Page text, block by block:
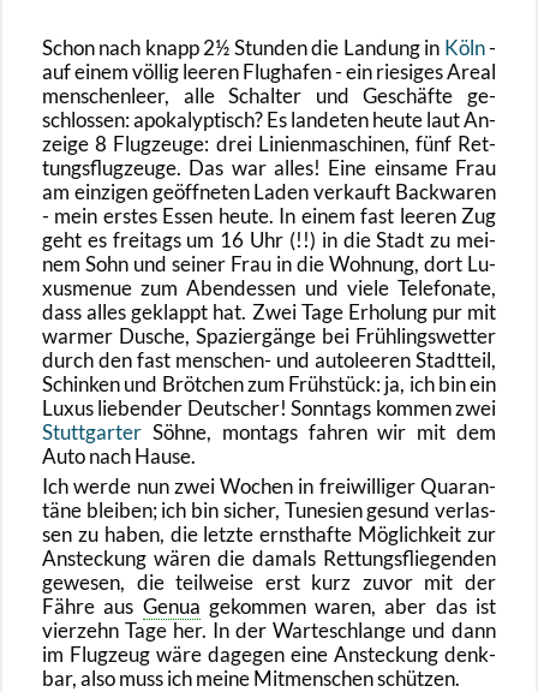
Schon nach knapp 2½ Stun­den die Lan­dung in Köln-
auf einem völ­lig lee­ren Flug­ha­fen - ein rie­si­ges Areal
men­schen­leer, alle Schal­ter und Ge­schäf­te ge­
schlos­sen: apo­ka­lyp­tisch? Es lan­de­ten heute laut An­
zei­ge 8 Flug­zeu­ge: drei Li­ni­en­ma­schi­nen, fünf Ret­
tungs­flug­zeu­ge. Das war alles! Eine ein­sa­me Frau
am ein­zi­gen ge­öff­ne­ten Laden ver­kauft Back­wa­ren
- mein ers­tes Essen heute. In einem fast lee­ren Zug
geht es frei­tags um 16 Uhr (!!) in die Stadt zu mei­
nem Sohn und sei­ner Frau in die Woh­nung, dort Lu­
xus­me­nue zum Abend­es­sen und viele Te­le­fo­na­te,
dass alles ge­klappt hat. Zwei Tage Er­ho­lung pur mit
war­mer Du­sche, Spa­zier­gän­ge bei Früh­lings­wet­ter
durch den fast men­schen- und au­to­lee­ren Stadt­teil,
Schin­ken und Bröt­chen zum Früh­stück: ja, ich bin ein
Luxus lie­ben­der Deut­scher! Sonn­tags kom­men zwei
Stutt­gar­ter Söhne, mon­tags fah­ren wir mit dem
Auto nach Hause.
Ich werde nun zwei Wo­chen in frei­wil­li­ger Qua­ran­
tä­ne blei­ben; ich bin si­cher, Tu­ne­si­en ge­sund ver­las­
sen zu haben, die letz­te ernst­haf­te Mög­lich­keit zur
An­ste­ckung wären die da­mals Ret­tungs­flie­gen­den
ge­we­sen, die teil­wei­se erst kurz zuvor mit der
Fähre aus Genua ge­kom­men waren, aber das ist
vier­zehn Tage her. In der War­te­schlan­ge und dann
im Flug­zeug wäre da­ge­gen eine An­ste­ckung denk­
bar, also muss ich meine Mit­men­schen schüt­zen.